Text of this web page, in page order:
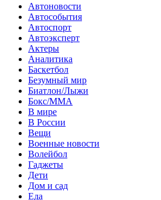
Автоновости
Автособытия
Автоспорт
Автоэксперт
Актеры
Аналитика
Баскетбол
Безумный мир
Биатлон/Лыжи
Бокс/MMA
В мире
В России
Вещи
Военные новости
Волейбол
Гаджеты
Дети
Дом и сад
Еда